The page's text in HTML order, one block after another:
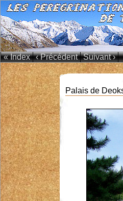
« Index ‹ Précédent Suivant ›
Palais de